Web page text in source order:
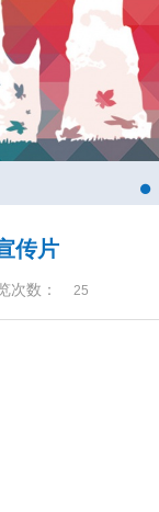
传片
次数： 25